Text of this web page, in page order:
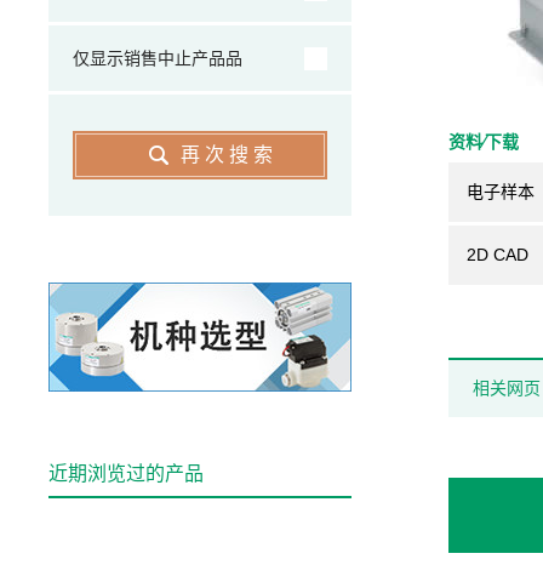
资料⁄下载
电子样本
2D CAD
相关网页
仅显示销售中止产品品
再次搜索
近期浏览过的产品